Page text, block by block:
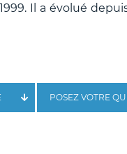
Il a évolué
POSEZ VOTRE